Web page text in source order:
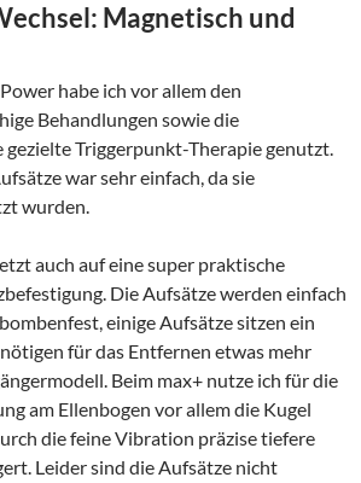
Magnetisch und
habe ich vor allem den
Behandlungen sowie die
Triggerpunkt-Therapie genutzt.
war sehr einfach, da sie
wurden.
auch auf eine super praktische
Die Aufsätze werden einfach
einige Aufsätze sitzen ein
für das Entfernen etwas mehr
Beim max+ nutze ich für die
am Ellenbogen vor allem die Kugel
die feine Vibration präzise tiefere
Leider sind die Aufsätze nicht